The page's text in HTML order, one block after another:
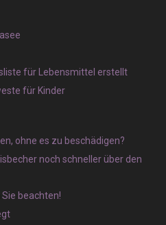
für Lebensmittel erstellt
für Kinder
ohne es zu beschädigen?
noch schneller über den
beachten!